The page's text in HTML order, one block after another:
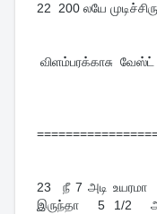
22 200 லயே
விளம்பரக்காசு
23 நீ 7 அடி உயரமா
இருந்தா 5 1/2